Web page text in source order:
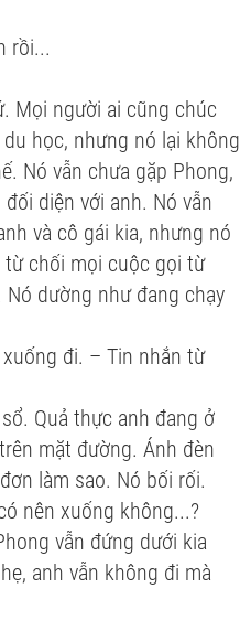
rồi...
Mọi người ai cũng chúc
học, nhưng nó lại không
Nó vẫn chưa gặp Phong,
diện với anh. Nó vẫn
và cô gái kia, nhưng nó
từ chối mọi cuộc gọi từ
dường như đang chạy
đi. – Tin nhắn từ
Quả thực anh đang ở
mặt đường. Ánh đèn
làm sao. Nó bối rối.
nên xuống không...?
vẫn đứng dưới kia
anh vẫn không đi mà